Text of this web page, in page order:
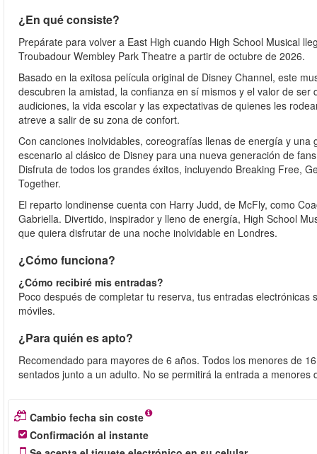
¿En qué consiste?
Prepárate para volver a East High cuando High School Musical
Troubadour Wembley Park Theatre a partir de octubre de 2026.
Basado en la exitosa película original de Disney Channel, este
descubren la amistad, la confianza en sí mismos y el valor de
audiciones, la vida escolar y las expectativas de quienes les
atreve a salir de su zona de confort.
Con canciones inolvidables, coreografías llenas de energía y
escenario al clásico de Disney para una nueva generación de
Disfruta de todos los grandes éxitos, incluyendo Breaking Free,
Together.
El reparto londinense cuenta con Harry Judd, de McFly, como
Gabriella. Divertido, inspirador y lleno de energía, High School
que quiera disfrutar de una noche inolvidable en Londres.
¿Cómo funciona?
¿Cómo recibiré mis entradas?
Poco después de completar tu reserva, tus entradas
móviles.
¿Para quién es apto?
Recomendado para mayores de 6 años. Todos los menores de
sentados junto a un adulto. No se permitirá la entrada a menores
Cambio fecha sin coste
Confirmación al instante